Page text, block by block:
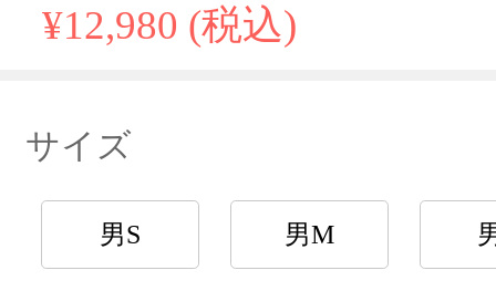
¥12,980 (税込)
サイズ
男S 男M